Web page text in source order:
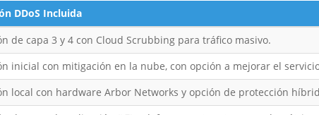
DDoS Incluida
de capa 3 y 4 con Cloud Scrubbing para tráfico masivo.
inicial con mitigación en la nube, con opción a mejorar el
local con hardware Arbor Networks y opción de protección